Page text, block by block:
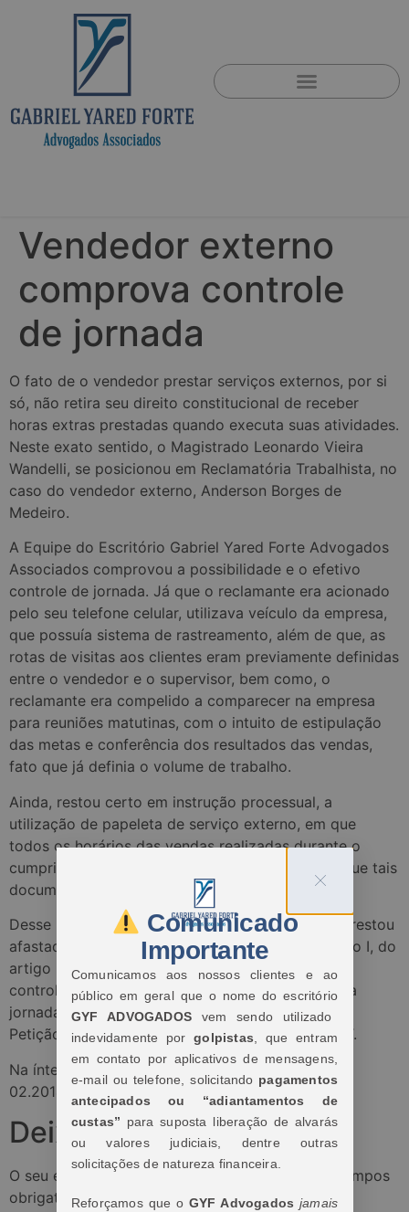
Vendedor externo
comprova controle
de jornada
O fato de o vendedor prestar serviços externos, por si
só, não retira seu direito constitucional de receber
horas extras prestadas quando executa suas atividades.
Neste exato sentido, o Magistrado Leonardo Vieira
Wandelli, se posicionou em Reclamatória Trabalhista, no
caso do vendedor externo, Anderson Borges de
Medeiro.
A Equipe do Escritório Gabriel Yared Forte Advogados
Associados comprovou a possibilidade e o efetivo
controle de jornada. Já que o reclamante era acionado
pelo seu telefone celular, utilizava veículo da empresa,
que possuía sistema de rastreamento, além de que, as
rotas de visitas aos clientes eram previamente definidas
entre o vendedor e o supervisor, bem como, o
reclamante era compelido a comparecer na empresa
para reuniões matutinas, com o intuito de estipulação
das metas e conferência dos resultados das vendas,
fato que já definia o volume de trabalho.
Ainda, restou certo em instrução processual, a
utilização de papeleta de serviço externo, em que
todos os horários das vendas realizadas durante o
cumprimento das tarefas ficavam registrados e que tais
documentos eram enviados ao Supervisor.
Desse modo, ante provas produzidas nos Autos, restou
afastada a alegação da exceção prevista no inciso I, do
artigo 62, da CLT e, considerando a ausência de
controles de jornada do Reclamante, fora fixada a
jornada conforme informado pelo Reclamante em
Petição Inicial, nos termos da Súmula 338 do TST.
Na íntegra, acesse os Autos nº 0001315-
02.2014.5.09.0130.
Deixe um comentário
O seu endereço de e-mail não será publicado.
Campos
obrigatórios são marcados com*
Comunicado
Importante
Comunicamos aos nossos clientes e ao
público em geral que o nome do escritório
GYF ADVOGADOS vem sendo utilizado
indevidamente por golpistas , que entram
em contato por aplicativos de mensagens,
e-mail ou telefone, solicitando pagamentos
antecipados ou “adiantamentos de
custas” para suposta liberação de alvarás
ou valores judiciais, dentre outras
solicitações de natureza financeira.
Reforçamos que o GYF Advogadosjamais